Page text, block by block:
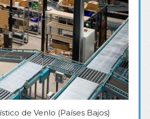
de Venlo (Países Bajos)